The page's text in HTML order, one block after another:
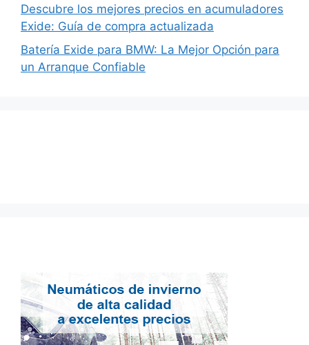
Descubre los mejores precios en acumuladores
Exide: Guía de compra actualizada
Batería Exide para BMW: La Mejor Opción para
un Arranque Confiable